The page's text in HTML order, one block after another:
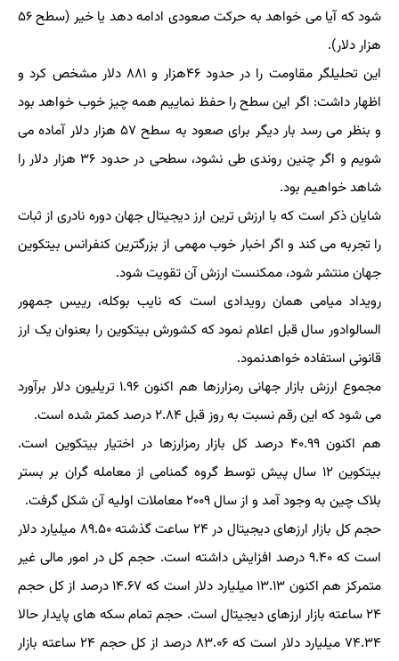
شود که آیا می خواهد به حرکت صعودی ادامه دهد یا خیر (سطح ۵۶
هزار دلار).
این تحلیلگر مقاومت را در حدود ۴۶هزار و ۸۸۱ دلار مشخص کرد و
اظهار داشت: اگر این سطح را حفظ نماییم همه چیز خوب خواهد بود
و بنظر می رسد بار دیگر برای صعود به سطح ۵۷ هزار دلار آماده می
شویم و اگر چنین روندی طی نشود، سطحی در حدود ۳۶ هزار دلار را
شاهد خواهیم بود.
شایان ذکر است که با ارزش ترین ارز دیجیتال جهان دوره نادری از ثبات
را تجربه می کند و اگر اخبار خوب مهمی از بزرگترین کنفرانس بیتکوین
جهان منتشر شود، ممکنست ارزش آن تقویت شود.
رویداد میامی همان رویدادی است که نایب بوکله، رییس جمهور
السالوادور سال قبل اعلام نمود که کشورش بیتکوین را بعنوان یک ارز
قانونی استفاده خواهدنمود.
مجموع ارزش بازار جهانی رمزارزها هم اکنون ۱.۹۶ تریلیون دلار برآورد
می شود که این رقم نسبت به روز قبل ۲.۸۴ درصد کمتر شده است.
هم اکنون ۴۰.۹۹ درصد کل بازار رمزارزها در اختیار بیتکوین است.
بیتکوین ۱۲ سال پیش توسط گروه گمنامی از معامله گران بر بستر
بلاک چین به وجود آمد و از سال ۲۰۰۹ معاملات اولیه آن شکل گرفت.
حجم کل بازار ارزهای دیجیتال در ۲۴ ساعت گذشته ۸۹.۵۰ میلیارد دلار
است که ۹.۴۰ درصد افزایش داشته است. حجم کل در امور مالی غیر
متمرکز هم اکنون ۱۳.۱۳ میلیارد دلار است که ۱۴.۶۷ درصد از کل حجم
۲۴ ساعته بازار ارزهای دیجیتال است. حجم تمام سکه های پایدار حالا
۷۴.۳۴ میلیارد دلار است که ۸۳.۰۶ درصد از کل حجم ۲۴ ساعته بازار